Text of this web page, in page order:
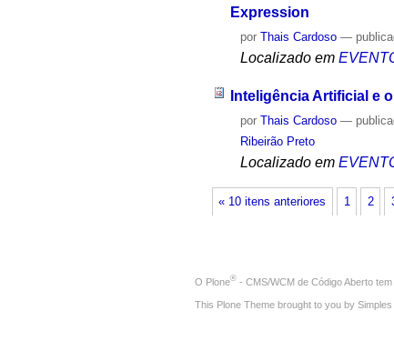
Expression
porThais Cardoso —
Localizado em
Inteligência Artificial e
porThais Cardoso —
Ribeirão Preto
Localizado em
« 10 itens anteriores 1 2
O Plone® - CMS/WCM de Código Aberto tem
This Plone Theme brought to you by